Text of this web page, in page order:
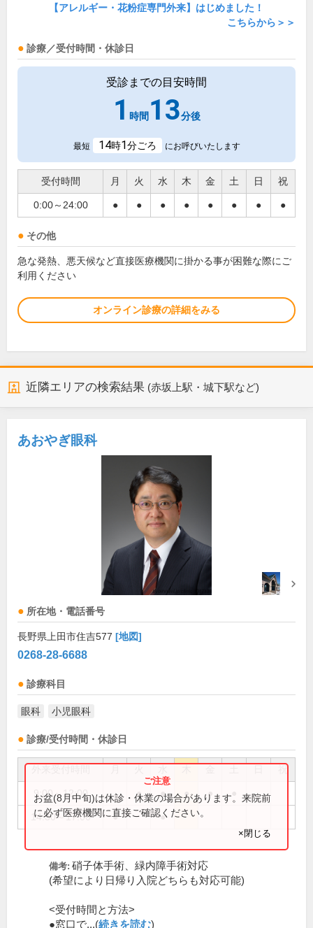
【アレルギー・花粉症専門外来】はじめました！
こちらから＞＞
診療／受付時間・休診日
受診までの目安時間
1 時間13分後
最短 14時1分ごろ にお呼びいたします
受付時間 月 火 水 木 金 土 日 祝
0:00～24:00 ● ● ● ● ● ● ● ●
その他
急な発熱、悪天候など直接医療機関に掛かる事が困難な際にご
利用ください
オンライン診療の詳細をみる
近隣エリアの検索結果 (赤坂上駅・城下駅など)
あおやぎ眼科
所在地・電話番号
長野県上田市住吉577 [地図]
0268-28-6688
診療科目
眼科 小児眼科
診療/受付時間・休診日
祝
9:00～12:00 ● ● ● ●
14:30～17:00 ● ●
お盆(8月中旬)は休診・休業の場合があります。来院前
に必ず医療機関に直接ご確認ください。
×閉じる
備考: 硝子体手術、緑内障手術対応
(希望により日帰り入院どちらも対応可能)
<受付時間と方法>
●窓口で...(続きを読む)